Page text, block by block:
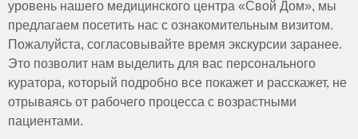
уровень нашего медицинского центра «Свой Дом», мы
предлагаем посетить нас с ознакомительным визитом.
Пожалуйста, согласовывайте время экскурсии заранее.
Это позволит нам выделить для вас персонального
куратора, который подробно все покажет и расскажет, не
отрываясь от рабочего процесса с возрастными
пациентами.